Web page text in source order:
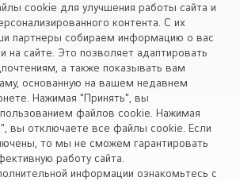
«Cервис кондиционеров LG Aircon»
cookie для улучшения работы сайта и
контента. С их
партнеры собираем информацию о вас
на сайте. Это позволяет адаптировать
а также показывать вам
основанную на вашем недавнем
Нажимая "Принять", вы
файлов cookie. Нажимая
вы отключаете все файлы cookie. Если
то мы не сможем гарантировать
работу сайта.
информации ознакомьтесь с